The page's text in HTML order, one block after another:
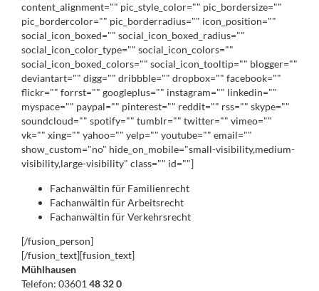
content_alignment="" pic_style_color="" pic_bordersize=""
pic_bordercolor="" pic_borderradius="" icon_position=""
social_icon_boxed="" social_icon_boxed_radius=""
social_icon_color_type="" social_icon_colors=""
social_icon_boxed_colors="" social_icon_tooltip="" blogger=""
deviantart="" digg="" dribbble="" dropbox="" facebook=""
flickr="" forrst="" googleplus="" instagram="" linkedin=""
myspace="" paypal="" pinterest="" reddit="" rss="" skype=""
soundcloud="" spotify="" tumblr="" twitter="" vimeo=""
vk="" xing="" yahoo="" yelp="" youtube="" email=""
show_custom="no" hide_on_mobile="small-visibility,medium-
visibility,large-visibility" class="" id=""]
Fachanwältin für Familienrecht
Fachanwältin für Arbeitsrecht
Fachanwältin für Verkehrsrecht
[/fusion_person]
[/fusion_text][fusion_text]
Mühlhausen
Telefon: 03601 48 32 0